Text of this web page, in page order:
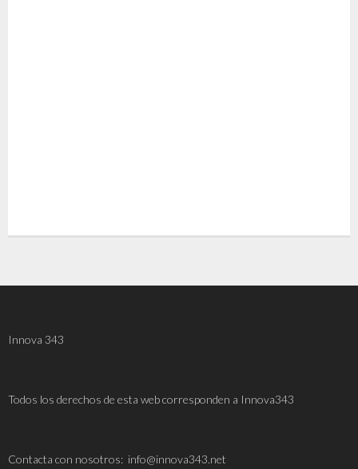
Innova 343
Todos los derechos de esta web corresponden a Innova343
Contacta con nosotros: info@innova343.net